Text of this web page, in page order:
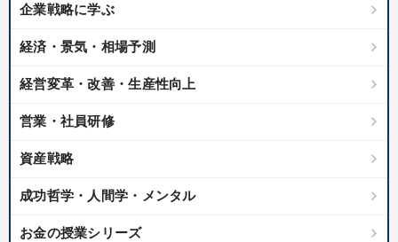
企業戦略に学ぶ
経済・景気・相場予測
経営変革・改善・生産性向上
営業・社員研修
資産戦略
成功哲学・人間学・メンタル
お金の授業シリーズ